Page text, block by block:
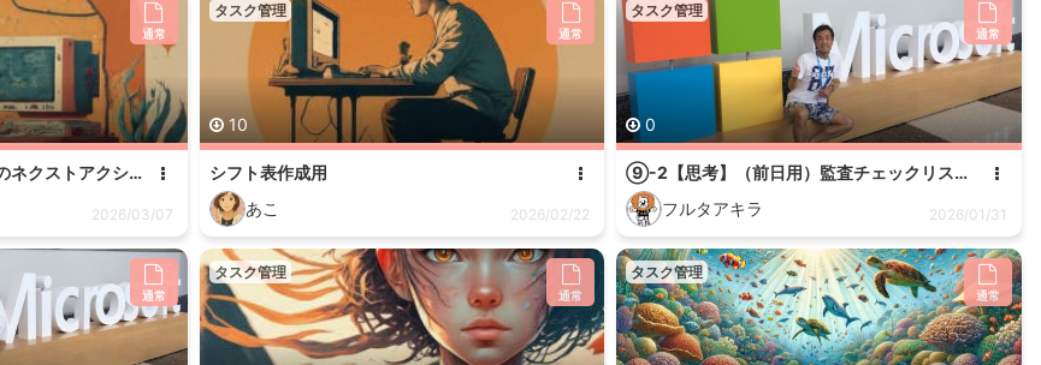
通常
広告新規提案：議事録からのネクストアクション抽出プロンプト
2026/03/07
タスク管理
通常
10
シフト表作成用
あこ
2026/02/22
タスク管理
通常
0
⑨-2【思考】（前日用）監査チェックリスト作成 v3.2
フルタアキラ
2026/01/31
通常
タスク管理
通常
タスク管理
通常